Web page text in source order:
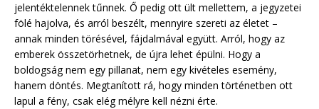
jelentéktelennek tűnnek. Ő pedig ott ült mellettem, a jegyzetei
fölé hajolva, és arról beszélt, mennyire szereti az életet –
annak minden törésével, fájdalmával együtt. Arról, hogy az
emberek összetörhetnek, de újra lehet épülni. Hogy a
boldogság nem egy pillanat, nem egy kivételes esemény,
hanem döntés. Megtanított rá, hogy minden történetben ott
lapul a fény, csak elég mélyre kell nézni érte.